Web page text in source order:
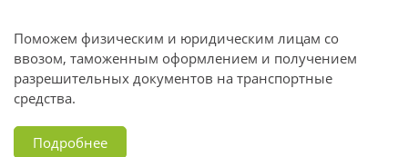
Поможем физическим и юридическим лицам со
ввозом, таможенным оформлением и получением
разрешительных документов на транспортные
средства.
Подробнее